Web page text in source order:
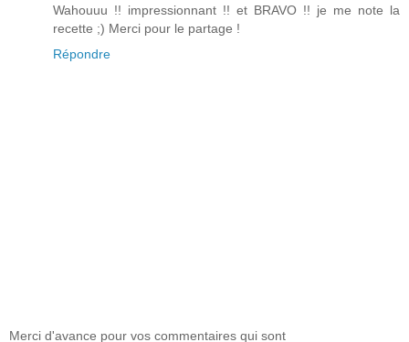
Wahouuu !! impressionnant !! et BRAVO !! je me note la
recette ;) Merci pour le partage !
Répondre
Merci d'avance pour vos commentaires qui sont